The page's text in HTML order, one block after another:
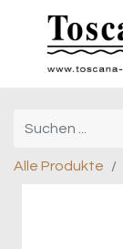
Alle Produkte